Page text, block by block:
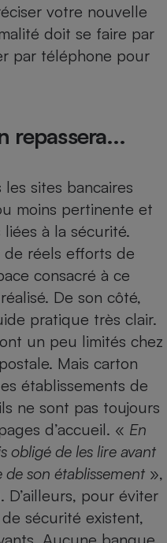
votre nouvelle
doit se faire par
par téléphone pour
repassera...
sites bancaires
moins pertinente et
à la sécurité.
réels efforts de
consacré à ce
De son côté,
pratique très clair.
un peu limités chez
Mais carton
établissements de
ne sont pas toujours
d’accueil. « En
obligé de les lire avant
de son établissement »,
pour éviter
sécurité existent,